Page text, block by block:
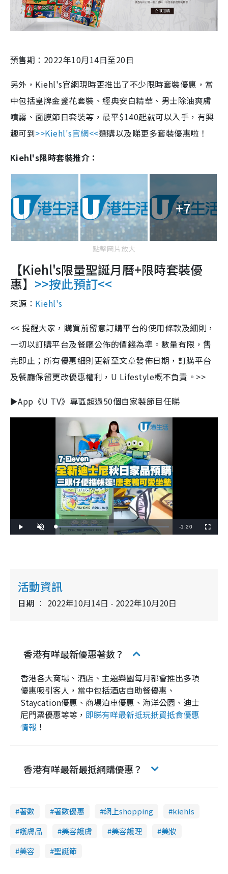
預售期： 2022年10月14日至20日
另外， Kiehl's官網現時更推出了不少限時套裝優惠，當
中包括皇牌金盞花套裝、經典安白精華、男士除油爽膚
噴霧、面膜節日套裝等，最平$140起就可以入手，有興
趣可到>>Kiehl's官網<<選購以及睇更多套裝優惠啦！
Kiehl's限時套裝推介：
+7
點擊圖片放大
【Kiehl's限量聖誕月曆+限時套裝優
惠】 >>按此預訂<<
來源： Kiehl's
<<提醒大家，購買前留意訂購平台的使用條款及細則，
一切以訂購平台及餐廳公佈的價錢為準。數量有限，售
完即止；所有優惠細則更新至文章發佈日期，訂購平台
及餐廳保留更改優惠權利， U Lifestyle概不負責。 >>
►App《U TV》專區超過50個自家製節目任睇
l
n
L
R
i
e
-1:20
u
活動資訊
日期 2022年10月14日 - 2022年10月20日
香港有咩最新優惠著數？
香港各大商場、酒店、主題樂園每月都會推出多項
優惠吸引客人，當中包括酒店自助餐優惠、
Staycation優惠、商場泊車優惠、海洋公園、迪士
尼門票優惠等等， 即睇有咩最新抵玩扺買抵食優惠
情報 ！
香港有咩最新最抵網購優惠？
著數 著數優惠 網上shopping
kiehls
護膚品
美容護膚 美容護理
美妝
美容
聖誕節